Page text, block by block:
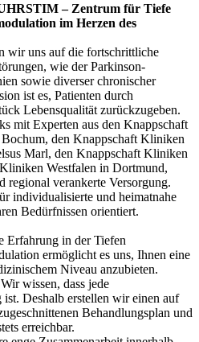
– Zentrum für Tiefe
im Herzen des
wir uns auf die fortschrittliche
wie der Parkinson-
sowie diverser chronischer
ist es, Patienten durch
Lebensqualität zurückzugeben.
mit Experten aus den Knappschaft
den Knappschaft Kliniken
Marl, den Knappschaft Kliniken
Westfalen in Dortmund,
regional verankerte Versorgung.
individualisierte und heimatnahe
Bedürfnissen orientiert.
Erfahrung in der Tiefen
ermöglicht es uns, Ihnen eine
Niveau anzubieten.
Wir wissen, dass jede
ist. Deshalb erstellen wir einen auf
Behandlungsplan und
erreichbar.